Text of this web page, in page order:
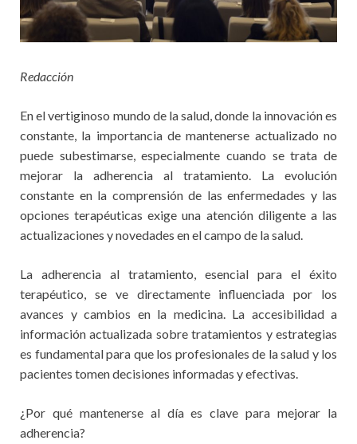
Redacción
En el vertiginoso mundo de la salud, donde la innovación es
constante, la importancia de mantenerse actualizado no
puede subestimarse, especialmente cuando se trata de
mejorar la adherencia al tratamiento. La evolución
constante en la comprensión de las enfermedades y las
opciones terapéuticas exige una atención diligente a las
actualizaciones y novedades en el campo de la salud.
La adherencia al tratamiento, esencial para el éxito
terapéutico, se ve directamente influenciada por los
avances y cambios en la medicina. La accesibilidad a
información actualizada sobre tratamientos y estrategias
es fundamental para que los profesionales de la salud y los
pacientes tomen decisiones informadas y efectivas.
¿Por qué mantenerse al día es clave para mejorar la
adherencia?